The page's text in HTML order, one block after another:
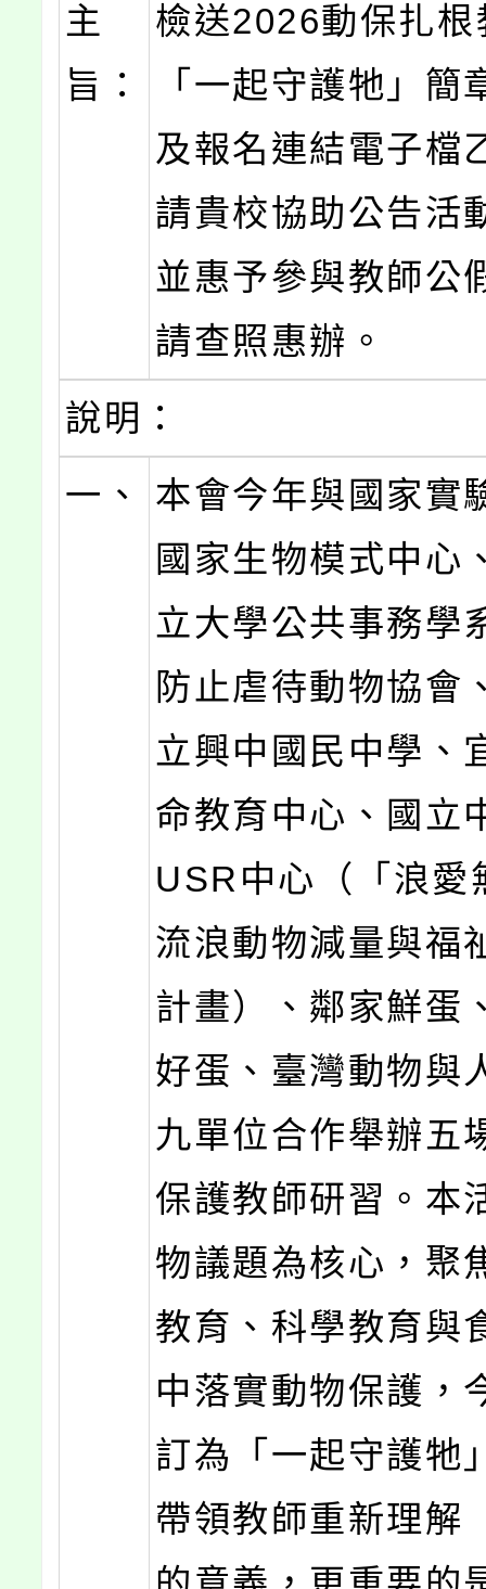
主
旨：
檢送2026動保扎根
「一起守護牠」簡
及報名連結電子檔
請貴校協助公告活
並惠予參與教師公
請查照惠辦。
說明：
一、
本會今年與國家實
國家生物模式中心
立大學公共事務學
防止虐待動物協會
立興中國民中學、
命教育中心、國立
USR中心（「浪愛
流浪動物減量與福
計畫）、鄰家鮮蛋
好蛋、臺灣動物與
九單位合作舉辦五
保護教師研習。本
物議題為核心，聚
教育、科學教育與
中落實動物保護，
訂為「一起守護牠
帶領教師重新理解